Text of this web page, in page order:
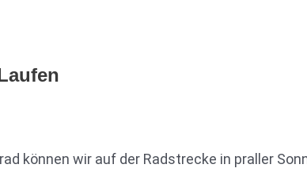
können wir auf der Radstrecke in praller